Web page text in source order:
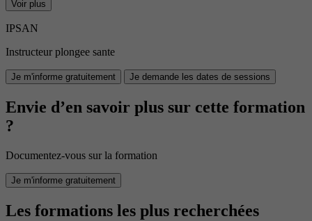
Voir plus
IPSAN
Instructeur plongee sante
Je m'informe gratuitement Je demande les dates de sessions
Envie d’en savoir plus sur cette formation
?
Documentez-vous sur la formation
Je m'informe gratuitement
Les formations les plus recherchées